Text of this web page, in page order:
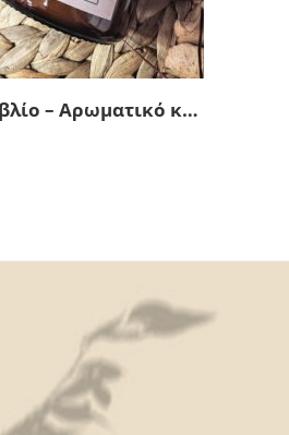
Καφές & Βιβλίο – Αρωματικό κερί σόγιας